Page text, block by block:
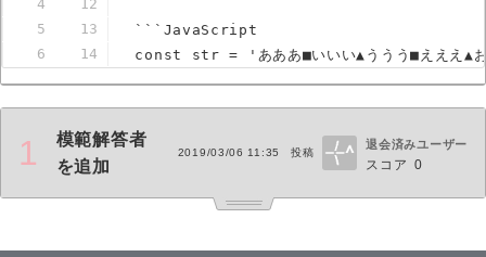
4
12
5
13
```JavaScript
6
14 const str = 'あああ■いいい▲ううう■えええ▲
1
模範解答者
を追加
2019/03/06 11:35 投稿
退会済みユーザー
スコア 0